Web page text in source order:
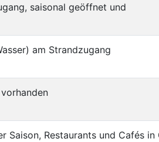
saisonal geöffnet und
am Strandzugang
Saison, Restaurants und Cafés in